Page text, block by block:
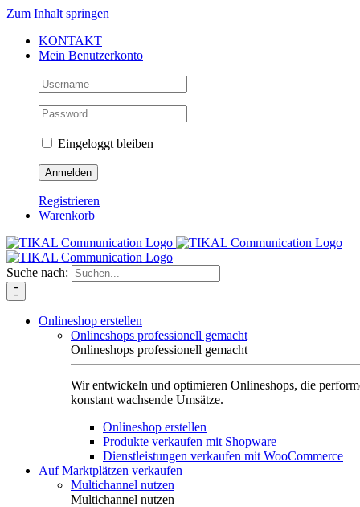
Zum Inhalt springen
KONTAKT
Mein Benutzerkonto
Eingeloggt bleiben
Registrieren
Warenkorb
Suche nach:
Onlineshop erstellen
Onlineshops professionell gemacht
Onlineshops professionell gemacht
Wir entwickeln und optimieren Onlineshops, die
konstant wachsende Umsätze.
Onlineshop erstellen
Produkte verkaufen mit Shopware
Dienstleistungen verkaufen mit WooCommerce
Auf Marktplätzen verkaufen
Multichannel nutzen
Multichannel nutzen